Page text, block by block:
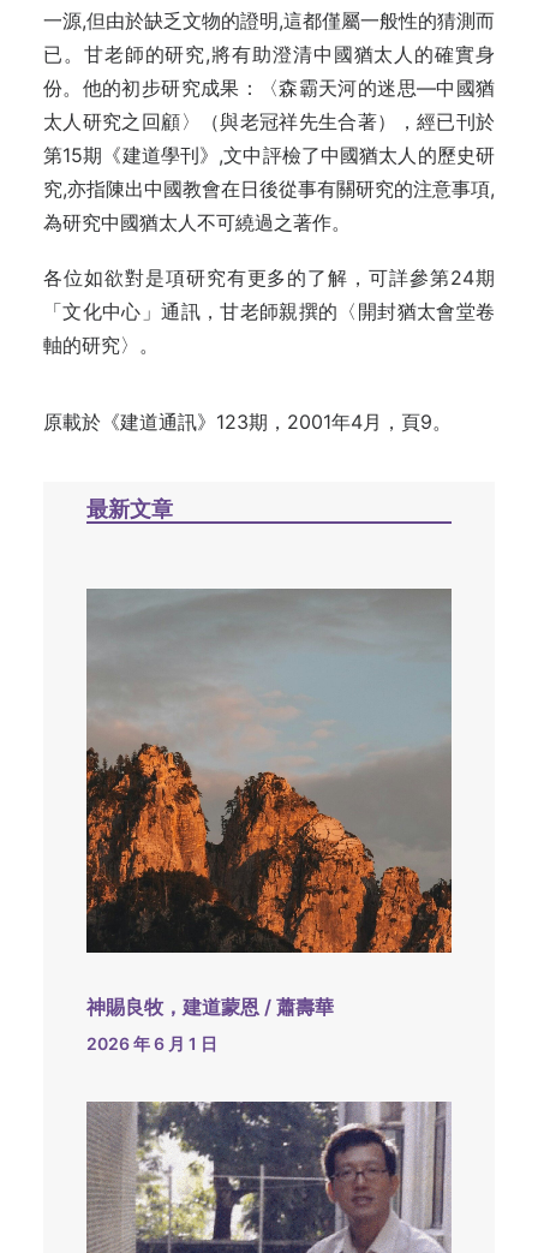
一源,但由於缺乏文物的證明,這都僅屬一般性的猜測而
已。甘老師的研究,將有助澄清中國猶太人的確實身
份。他的初步研究成果：〈森霸天河的迷思—中國猶
太人研究之回顧〉（與老冠祥先生合著），經已刊於
第15期《建道學刊》,文中評檢了中國猶太人的歷史研
究,亦指陳出中國教會在日後從事有關研究的注意事項,
為研究中國猶太人不可繞過之著作。
各位如欲對是項研究有更多的了解，可詳參第24期
「文化中心」通訊，甘老師親撰的〈開封猶太會堂卷
軸的研究〉。
原載於《建道通訊》123期，2001年4月，頁9。
最新文章
神賜良牧，建道蒙恩 / 蕭壽華
2026 年 6 月 1 日